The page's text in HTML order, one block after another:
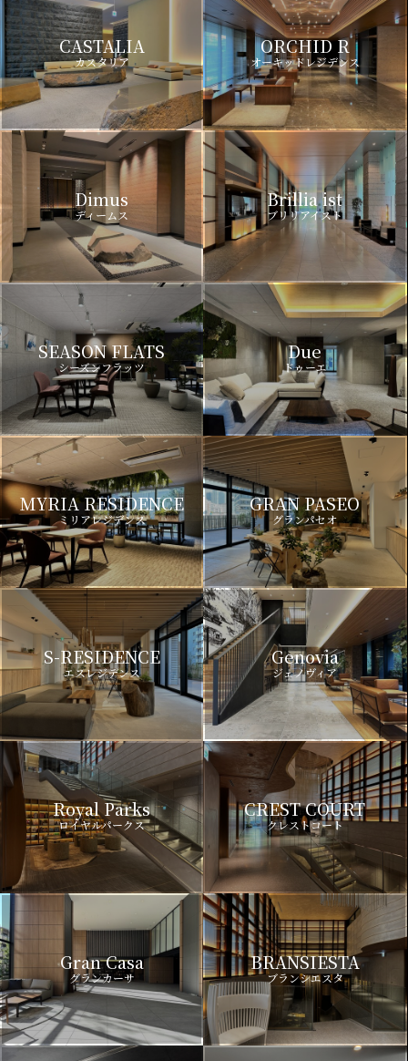
CASTALIA
カスタリア
ORCHID R
オーキッドレジデンス
Dimus
ディームス
Brillia ist
ブリリアイスト
SEASON FLATS
シーズンフラッツ
Due
ドゥーエ
MYRIA RESIDENCE
ミリアレジデンス
GRAN PASEO
グランパセオ
S-RESIDENCE
エスレジデンス
Genovia
ジェノヴィア
Royal Parks
ロイヤルパークス
CREST COURT
クレストコート
Gran Casa
グランカーサ
BRANSIESTA
ブランシエスタ